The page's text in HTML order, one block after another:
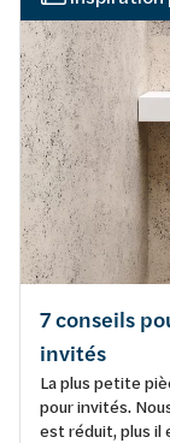
7 conseils
invités
La plus petite
pour invités.
est réduit, plus il